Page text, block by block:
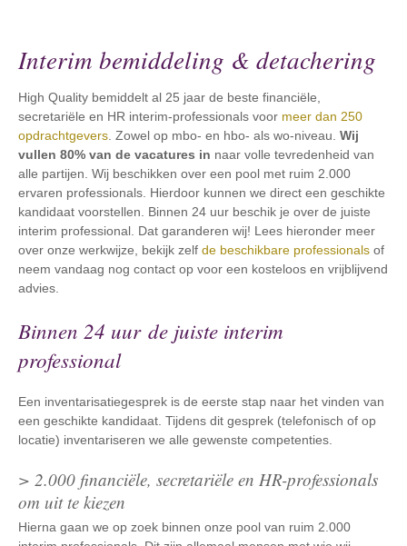
Interim bemiddeling & detachering
High Quality bemiddelt al 25 jaar de beste financiële,
secretariële en HR interim-professionals voor meer dan 250
opdrachtgevers . Zowel op mbo- en hbo- als wo-niveau. Wij
vullen 80% van de vacatures in naar volle tevredenheid van
alle partijen. Wij beschikken over een pool met ruim 2.000
ervaren professionals. Hierdoor kunnen we direct een geschikte
kandidaat voorstellen. Binnen 24 uur beschik je over de juiste
interim professional. Dat garanderen wij! Lees hieronder meer
over onze werkwijze, bekijk zelf de beschikbare professionals of
neem vandaag nog contact op voor een kosteloos en vrijblijvend
advies.
Binnen 24 uur de juiste interim
professional
Een inventarisatiegesprek is de eerste stap naar het vinden van
een geschikte kandidaat. Tijdens dit gesprek (telefonisch of op
locatie) inventariseren we alle gewenste competenties.
> 2.000 financiële, secretariële en HR-professionals
om uit te kiezen
Hierna gaan we op zoek binnen onze pool van ruim 2.000